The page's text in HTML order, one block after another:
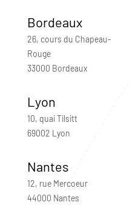
Bordeaux
26, cours du Chapeau-
Rouge
33000 Bordeaux
Lyon
10, quai Tilsitt
69002 Lyon
Nantes
12, rue Mercoeur
44000 Nantes